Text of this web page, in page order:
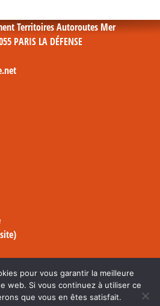
Territoires Autoroutes Mer
PARIS LA DÉFENSE
pour vous garantir la meilleure
web. Si vous continuez à utiliser ce
que vous en êtes satisfait.